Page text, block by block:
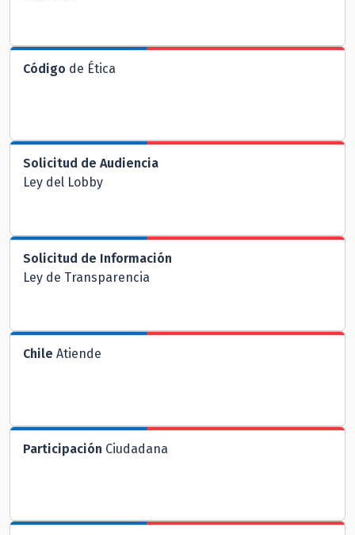
Código de Ética
Solicitud de Audiencia
Ley del Lobby
Solicitud de Información
Ley de Transparencia
Chile Atiende
Participación Ciudadana